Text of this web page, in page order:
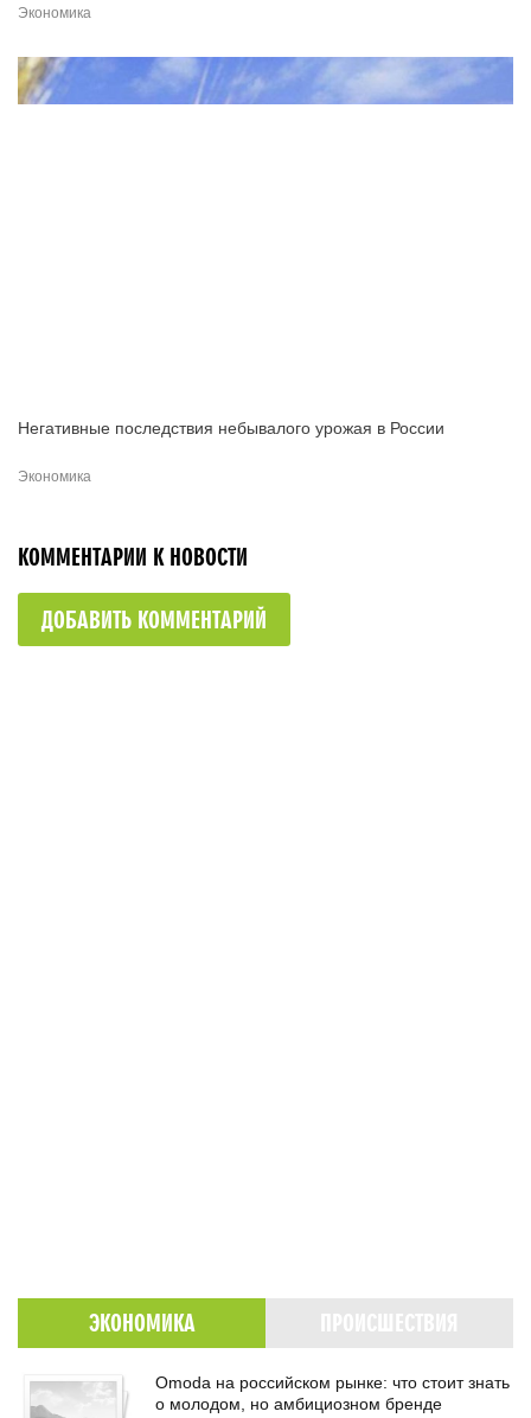
Экономика
Негативные последствия небывалого урожая в России
Экономика
КОММЕНТАРИИ К НОВОСТИ
ДОБАВИТЬ КОММЕНТАРИЙ
ЭКОНОМИКА
Omoda на российском рынке: что стоит знать
о молодом, но амбициозном бренде